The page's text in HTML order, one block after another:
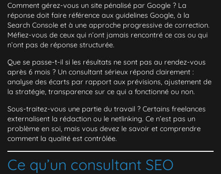
Comment gérez-vous un site pénalisé par Google ? La
réponse doit faire référence aux guidelines Google, à la
Search Console et à une approche progressive de correction.
Méfiez-vous de ceux qui n’ont jamais rencontré ce cas ou qui
n’ont pas de réponse structurée.
Que se passe-t-il si les résultats ne sont pas au rendez-vous
après 6 mois ? Un consultant sérieux répond clairement :
analyse des écarts par rapport aux prévisions, ajustement de
la stratégie, transparence sur ce qui a fonctionné ou non.
Sous-traitez-vous une partie du travail ? Certains freelances
externalisent la rédaction ou le netlinking. Ce n’est pas un
problème en soi, mais vous devez le savoir et comprendre
comment la qualité est contrôlée.
Ce qu’un consultant SEO